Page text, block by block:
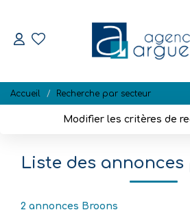
Nos Biens
Estimation
Biens Vendus
Accueil Recherche par secteur
Modifier les critères de
Plus de critères
Liste des
2 annonces Broons